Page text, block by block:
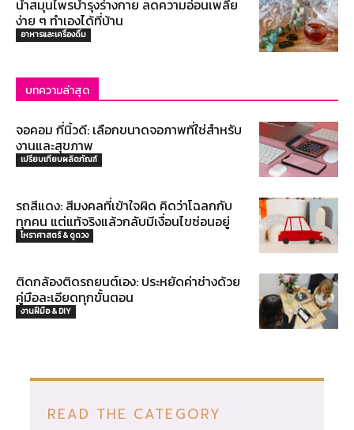
น้ำสมุนไพรบำรุงร่างกาย ลดความอ่อนเพลีย
ง่าย ๆ ทำเองได้ที่บ้าน
อาหารและเครื่องดื่ม
บทความล่าสุด
จอคอม กี่นิ้วดี: เลือกขนาดจอภาพที่ใช่สำหรับ
งานและสุขภาพ
เปรียบเทียบผลิตภัณฑ์
รถสีแดง: สีมงคลที่เข้าใจผิด คิดว่าโฉลกกับ
ทุกคน แต่แท้จริงแล้วกลับมีเงื่อนไขซ่อนอยู่
โหราศาสตร์ & ดูดวง
ติดกล้องติดรถยนต์เอง: ประหยัดค่าช่างด้วย
คู่มือละเอียดทุกขั้นตอน
งานฝีมือ & DIY
READ THE CATEGORY